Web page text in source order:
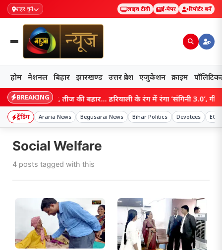
शहर चुनें लाइव टीवी ई-पेपर रिपोर्टर बनें
होम नेशनल बिहार झारखण्ड उत्तर प्रदेश एजुकेशन क्राइम
BREAKING
सावन की फुहार, तीज की बहार… हरियाली के रंग में रंगा ‘संगिनी 3.0’, गीत-
ट्रेंडिंग Araria News Begusarai News Bihar Politics Devotees
Social Welfare
4 posts tagged with this